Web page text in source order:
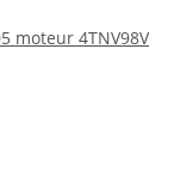
moteur 4TNV98V